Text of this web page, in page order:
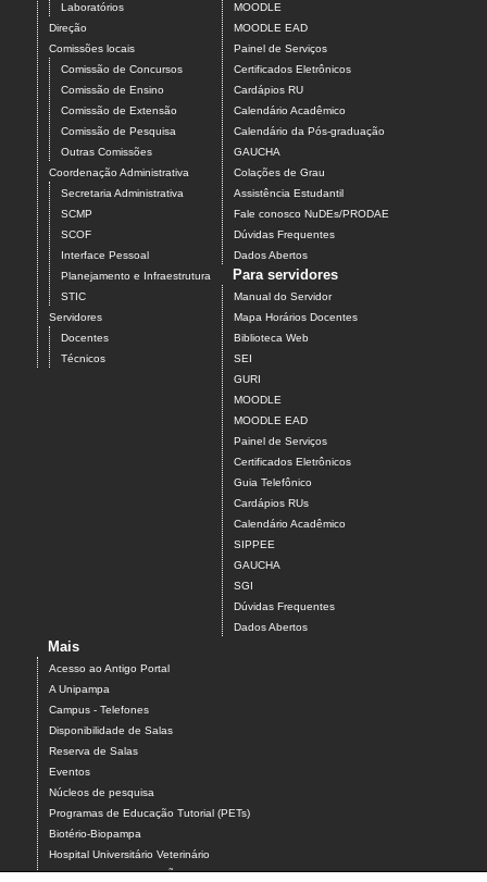
Laboratórios
Direção
Comissões locais
Comissão de Concursos
Comissão de Ensino
Comissão de Extensão
Comissão de Pesquisa
Outras Comissões
Coordenação Administrativa
Secretaria Administrativa
SCMP
SCOF
Interface Pessoal
Planejamento e Infraestrutura
STIC
Servidores
Docentes
Técnicos
MOODLE
MOODLE EAD
Painel de Serviços
Certificados Eletrônicos
Cardápios RU
Calendário Acadêmico
Calendário da Pós-graduação
GAUCHA
Colações de Grau
Assistência Estudantil
Fale conosco NuDEs/PRODAE
Dúvidas Frequentes
Dados Abertos
Para servidores
Manual do Servidor
Mapa Horários Docentes
Biblioteca Web
SEI
GURI
MOODLE
MOODLE EAD
Painel de Serviços
Certificados Eletrônicos
Guia Telefônico
Cardápios RUs
Calendário Acadêmico
SIPPEE
GAUCHA
SGI
Dúvidas Frequentes
Dados Abertos
Mais
Acesso ao Antigo Portal
A Unipampa
Campus - Telefones
Disponibilidade de Salas
Reserva de Salas
Eventos
Núcleos de pesquisa
Programas de Educação Tutorial (PETs)
Biotério-Biopampa
Hospital Universitário Veterinário
Chamados MANUTENÇÃO PREDIAL E AR-CONDICIONADO